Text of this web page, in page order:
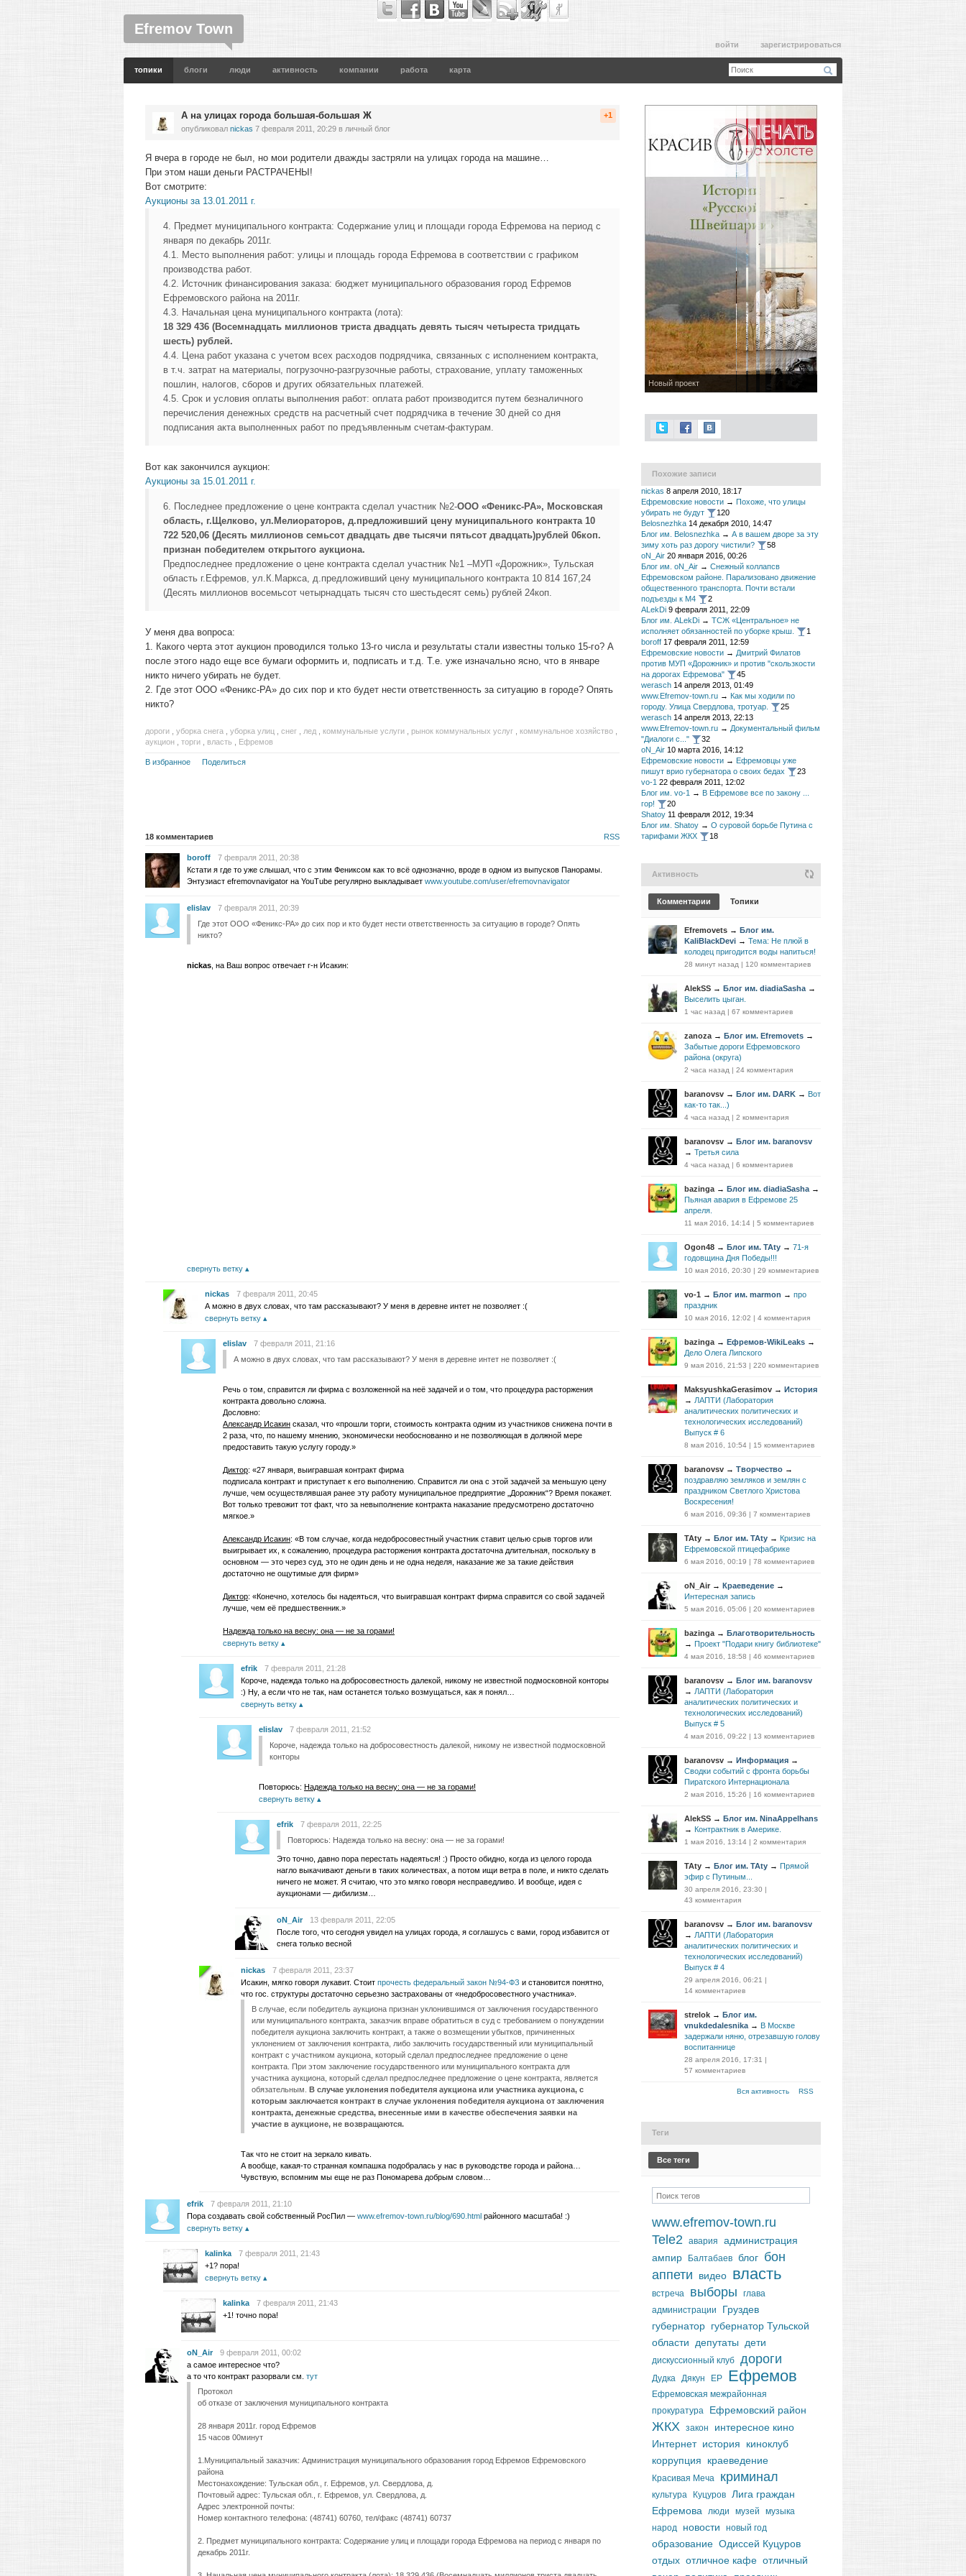
Efremov Town
войти зарегистрироваться
топики блоги люди активность компании работа карта
А на улицах города большая-большая Ж
опубликовал nickas 7 февраля 2011, 20:29 в личный блог
+1
Я вчера в городе не был, но мои родители дважды застряли на улицах города на машине…
При этом наши деньги РАСТРАЧЕНЫ!
Вот смотрите:
Аукционы за 13.01.2011 г.
4. Предмет муниципального контракта: Содержание улиц и площади города Ефремова на период с
января по декабрь 2011г.
4.1. Место выполнения работ: улицы и площадь города Ефремова в соответствии с графиком
производства работ.
4.2. Источник финансирования заказа: бюджет муниципального образования город Ефремов
Ефремовского района на 2011г.
4.3. Начальная цена муниципального контракта (лота):
18 329 436 (Восемнадцать миллионов триста двадцать девять тысяч четыреста тридцать
шесть) рублей.
4.4. Цена работ указана с учетом всех расходов подрядчика, связанных с исполнением контракта,
в т.ч. затрат на материалы, погрузочно-разгрузочные работы, страхование, уплату таможенных
пошлин, налогов, сборов и других обязательных платежей.
4.5. Срок и условия оплаты выполнения работ: оплата работ производится путем безналичного
перечисления денежных средств на расчетный счет подрядчика в течение 30 дней со дня
подписания акта выполненных работ по предъявленным счетам-фактурам.
Вот как закончился аукцион:
Аукционы за 15.01.2011 г.
6. Последнее предложение о цене контракта сделал участник №2-ООО «Феникс-РА», Московская
область, г.Щелково, ул.Мелиораторов, д.предложивший цену муниципального контракта 10
722 520,06 (Десять миллионов семьсот двадцать две тысячи пятьсот двадцать)рублей 06коп.
признан победителем открытого аукциона.
Предпоследнее предложение о цене контракта сделал участник №1 –МУП «Дорожник», Тульская
область г.Ефремов, ул.К.Маркса, д.предложивший цену муниципального контракта 10 814 167,24
(Десять миллионов восемьсот четырнадцать тысяч сто шестьдесят семь) рублей 24коп.
У меня два вопроса:
1. Какого черта этот аукцион проводился только 13-го числа и результаты стали известны только 15-го? А
после этого надо еще все бумаги оформить и, подписать и т.д. Т.е. уже изначально ясно, что в январе
никто ничего убирать не будет.
2. Где этот ООО «Феникс-РА» до сих пор и кто будет нести ответственность за ситуацию в городе? Опять
никто?
дороги уборка снега уборка улиц снег лед коммунальные услуги рынок коммунальных услуг коммунальное хозяйство
аукцион
торги власть Ефремов
В избранное Поделиться
18 комментариев RSS
boroff
7 февраля 2011, 20:38
Кстати я где то уже слышал, что с этим Фениксом как то всё однозначно, вроде в одном из выпусков Панорамы.
Энтузиаст efremovnavigator на YouTube регулярно выкладывает www.youtube.com/user/efremovnavigator
elislav
7 февраля 2011, 20:39
Где этот ООО «Феникс-РА» до сих пор и кто будет нести ответственность за ситуацию в городе? Опять
никто?
nickas , на Ваш вопрос отвечает г-н Исакин:
свернуть ветку
nickas
7 февраля 2011, 20:45
А можно в двух словах, что там рассказывают? У меня в деревне интет не позволяет :(
свернуть ветку
elislav
7 февраля 2011, 21:16
А можно в двух словах, что там рассказывают? У меня в деревне интет не позволяет :(
Речь о том, справится ли фирма с возложенной на неё задачей и о том, что процедура расторжения
контракта довольно сложна.
Дословно:
Александр Исакин сказал, что «прошли торги, стоимость контракта одним из участников снижена почти в
2 раза, что, по нашему мнению, экономически необоснованно и не позволяющая в должной мере
предоставить такую услугу городу.»
Диктор: «27 января, выигравшая контракт фирма
подписала контракт и приступает к его выполнению. Справится ли она с этой задачей за меньшую цену
лучше, чем осуществлявшая ранее эту работу муниципальное предприятие „Дорожник“? Время покажет.
Вот только тревожит тот факт, что за невыполнение контракта наказание предусмотрено достаточно
мягкое.»
Александр Исакин: «В том случае, когда недобросовестный участник ставит целью срыв торгов или
выигрывает их, к сожалению, процедура расторжения контракта достаточна длительная, поскольку в
основном — это через суд, это не один день и не одна неделя, наказание же за такие действия
достаточно не ощутимые для фирм»
Диктор: «Конечно, хотелось бы надеяться, что выигравшая контракт фирма справится со свой задачей
лучше, чем её предшественник.»
Надежда только на весну: она — не за горами!
свернуть ветку
efrik
7 февраля 2011, 21:28
Короче, надежда только на добросовестность далекой, никому не известной подмосковной конторы
:) Ну, а если что не так, нам останется только возмущаться, как я понял…
свернуть ветку
elislav
7 февраля 2011, 21:52
Короче, надежда только на добросовестность далекой, никому не известной подмосковной
конторы
Повторюсь: Надежда только на весну: она — не за горами!
свернуть ветку
efrik
7 февраля 2011, 22:25
Повторюсь: Надежда только на весну: она — не за горами!
Это точно, давно пора перестать надеяться! :) Просто обидно, когда из целого города
нагло выкачивают деньги в таких количествах, а потом ищи ветра в поле, и никто сделать
ничего не может. Я считаю, что это мягко говоря несправедливо. И вообще, идея с
аукционами — дибилизм…
oN_Air
13 февраля 2011, 22:05
После того, что сегодня увидел на улицах города, я соглашусь с вами, город избавится от
снега только весной
nickas
7 февраля 2011, 23:37
Исакин, мягко говоря лукавит. Стоит прочесть федеральный закон №94-ФЗ и становится понятно,
что гос. структуры достаточно серьезно застрахованы от «недобросовестного участника».
В случае, если победитель аукциона признан уклонившимся от заключения государственного
или муниципального контракта, заказчик вправе обратиться в суд с требованием о понуждении
победителя аукциона заключить контракт, а также о возмещении убытков, причиненных
уклонением от заключения контракта, либо заключить государственный или муниципальный
контракт с участником аукциона, который сделал предпоследнее предложение о цене
контракта. При этом заключение государственного или муниципального контракта для
участника аукциона, который сделал предпоследнее предложение о цене контракта, является
обязательным. В случае уклонения победителя аукциона или участника аукциона, с
которым заключается контракт в случае уклонения победителя аукциона от заключения
контракта, денежные средства, внесенные ими в качестве обеспечения заявки на
участие в аукционе, не возвращаются.
Так что не стоит на зеркало кивать.
А вообще, какая-то странная компашка подобралась у нас в руководстве города и района…
Чувствую, вспомним мы еще не раз Пономарева добрым словом…
efrik
7 февраля 2011, 21:10
Пора создавать свой собственный РосПил — www.efremov-town.ru/blog/690.html районного масштаба! :)
свернуть ветку
kalinka
7 февраля 2011, 21:43
+1? пора!
свернуть ветку
kalinka
7 февраля 2011, 21:43
+1! точно пора!
oN_Air
9 февраля 2011, 00:02
а самое интересное что?
а то что контракт разорвали см. тут
Протокол
об отказе от заключения муниципального контракта
28 января 2011г. город Ефремов
15 часов 00минут
1.Муниципальный заказчик: Администрация муниципального образования город Ефремов Ефремовского
района
Местонахождение: Тульская обл., г. Ефремов, ул. Свердлова, д.
Почтовый адрес: Тульская обл., г. Ефремов, ул. Свердлова, д.
Адрес электронной почты:
Номер контактного телефона: (48741) 60760, тел/факс (48741) 60737
2. Предмет муниципального контракта: Содержание улиц и площади города Ефремова на период с января по
декабрь 2011г.
Новый проект
Похожие записи
nickas 8 апреля 2010, 18:17
Ефремовские новости → Похоже, что улицы
убирать не будут
120
Belosnezhka 14 декабря 2010, 14:47
Блог им. Belosnezhka → А в вашем дворе за эту
зиму хоть раз дорогу чистили?
58
oN_Air 20 января 2016, 00:26
Блог им. oN_Air → Снежный коллапсв
Ефремовском районе. Парализовано движение
общественного транспорта. Почти встали
подъезды к М4
2
ALekDi 9 февраля 2011, 22:09
Блог им. ALekDi → ТСЖ «Центральное» не
исполняет обязанностей по уборке крыш.
1
boroff 17 февраля 2011, 12:59
Ефремовские новости → Дмитрий Филатов
против МУП «Дорожник» и против "скользкости
на дорогах Ефремова"
45
werasch 14 апреля 2013, 01:49
www.Efremov-town.ru → Как мы ходили по
городу. Улица Свердлова, тротуар.
25
werasch 14 апреля 2013, 22:13
www.Efremov-town.ru → Документальный фильм
"Диалоги с..."
32
oN_Air 10 марта 2016, 14:12
Ефремовские новости → Ефремовцы уже
пишут врио губернатора о своих бедах
23
vo-1 22 февраля 2011, 12:02
Блог им. vo-1 → В Ефремове все по закону ...
гор!
20
Shatoy 11 февраля 2012, 19:34
Блог им. Shatoy → О суровой борьбе Путина с
тарифами ЖКХ
18
Активность
Комментарии Топики
Efremovets → Блог им.
KaliBlackDevi → Тема: Не плюй в
колодец пригодится воды напиться!
28 минут назад | 120 комментариев
AlekSS → Блог им. diadiaSasha →
Выселить цыган.
1 час назад | 67 комментариев
zanoza → Блог им. Efremovets →
Забытые дороги Ефремовского
района (округа)
2 часа назад | 24 комментария
baranovsv → Блог им. DARK → Вот
как-то так...)
4 часа назад | 2 комментария
baranovsv → Блог им. baranovsv
→ Третья сила
4 часа назад | 6 комментариев
bazinga → Блог им. diadiaSasha →
Пьяная авария в Ефремове 25
апреля.
11 мая 2016, 14:14 | 5 комментариев
Ogon48 → Блог им. TAty → 71-я
годовщина Дня Победы!!!
10 мая 2016, 20:30 | 29 комментариев
vo-1 → Блог им. marmon → про
праздник
10 мая 2016, 12:02 | 4 комментария
bazinga → Ефремов-WikiLeaks →
Дело Олега Липского
9 мая 2016, 21:53 | 220 комментариев
MaksyushkaGerasimov → История
→ ЛАПТИ (Лаборатория
аналитических политических и
технологических исследований)
Выпуск # 6
8 мая 2016, 10:54 | 15 комментариев
baranovsv → Творчество →
поздравляю земляков и землян с
праздником Светлого Христова
Воскресения!
6 мая 2016, 09:36 | 7 комментариев
TAty → Блог им. TAty → Кризис на
Ефремовской птицефабрике
6 мая 2016, 00:19 | 78 комментариев
oN_Air → Краеведение →
Интересная запись
5 мая 2016, 05:06 | 20 комментариев
bazinga → Благотворительность
→ Проект "Подари книгу библиотеке"
4 мая 2016, 18:58 | 46 комментариев
baranovsv → Блог им. baranovsv
→ ЛАПТИ (Лаборатория
аналитических политических и
технологических исследований)
Выпуск # 5
4 мая 2016, 09:22 | 13 комментариев
baranovsv → Информация →
Сводки событий с фронта борьбы
Пиратского Интернационала
2 мая 2016, 15:26 | 16 комментариев
AlekSS → Блог им. NinaAppelhans
→ Контрактник в Америке.
1 мая 2016, 13:14 | 2 комментария
TAty → Блог им. TAty → Прямой
эфир с Путиным...
30 апреля 2016, 23:30 |
43 комментария
baranovsv → Блог им. baranovsv
→ ЛАПТИ (Лаборатория
аналитических политических и
технологических исследований)
Выпуск # 4
29 апреля 2016, 06:21 |
14 комментариев
strelok → Блог им.
vnukdedalesnika → В Москве
задержали няню, отрезавшую голову
воспитаннице
28 апреля 2016, 17:31 |
57 комментариев
Вся активность RSS
Теги
Все теги
www.efremov-town.ru
Tele2 авария
администрация
ампир
Балтабаев блог бон
аппети
видео власть
встреча выборы
глава
администрации
Груздев
губернатор губернатор Тульской
области
депутаты дети
дискуссионный клуб дороги
Дудка Дякун ЕР Ефремов
Ефремовская межрайонная
прокуратура
Ефремовский район
ЖКХ закон
интересное кино
Интернет история
киноклуб
коррупция
краеведение
Красивая Меча криминал
культура Куцуров Лига граждан
Ефремова
люди музей
музыка
народ
новости новый год
образование Одиссей Куцуров
отдых отличное кафе отличный